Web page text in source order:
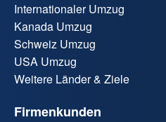
Internationaler Umzug
Kanada Umzug
Schweiz Umzug
USA Umzug
Weitere Länder & Ziele
Firmenkunden